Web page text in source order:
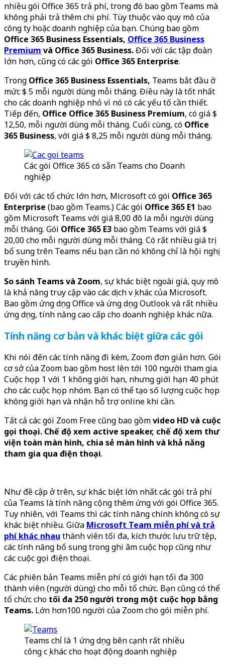
nhiều gói Office 365 trả phí, trong đó bao gồm Teams mà
không phải trả thêm chi phí. Tùy thuộc vào quy mô của
công ty hoặc doanh nghiệp của bạn. Chúng bao gồm
Office 365 Business Essentials, Office 365 Business
Premium và Office 365 Business.Đối với các tập đoàn
lớn hơn, cũng có các gói Office 365 Enterprise.
Trong Office 365 Business Essentials, Teams bắt đầu ở
mức $ 5 mỗi người dùng mỗi tháng. Điều này là tốt nhất
cho các doanh nghiệp nhỏ vì nó có các yếu tố cần thiết.
Tiếp đến, Office Office 365 Business Premium, có giá $
12,50, mỗi người dùng mỗi tháng. Cuối cùng, có Office
365 Business, với giá $ 8,25 mỗi người dùng mỗi tháng.
Các gói Office 365 có sẵn Teams cho Doanh
nghiệp
Đối với các tổ chức lớn hơn, Microsoft có gói Office 365
Enterprise (bao gồm Teams.) Các gói Office 365 E1 bao
gồm Microsoft Teams với giá 8,00 đô la mỗi người dùng
mỗi tháng. Gói Office 365 E3 bao gồm Teams với giá $
20,00 cho mỗi người dùng mỗi tháng. Có rất nhiều giá trị
bổ sung trên Teams nếu bạn cần nó không chỉ là hội nghị
truyền hình.
So sánh Teams và Zoom, sự khác biệt ngoài giá, quy mô
là khả năng truy cập vào các dịch vụ khác của Microsoft.
Bao gồm ứng dụng Office và ứng dụng Outlook và rất nhiều
ứng dụng, tính năng cao cấp cho doanh nghiệp khác nữa.
Tính năng cơ bản và khác biệt giữa các gói
Khi nói đến các tính năng đi kèm, Zoom đơn giản hơn. Gói
cơ sở của Zoom bao gồm host lên tới 100 người tham gia.
Cuộc họp 1 với 1 không giới hạn, nhưng giới hạn 40 phút
cho các cuộc họp nhóm. Bạn có thể tạo số lượng cuộc họp
không giới hạn và nhận hỗ trợ online khi cần.
Tất cả các gói Zoom Free cũng bao gồmvideo HD và cuộc
gọi thoại. Chế độ xem active speaker, chế độ xem thư
viện toàn màn hình, chia sẻ màn hình và khả năng
tham gia qua điện thoại.
Như đề cập ở trên, sự khác biệt lớn nhất các gói trả phí
của Teams là tính năng cộng thêm ứng với gói Office 365.
Tuy nhiên, với Teams thì các tính năng chính không có sự
khác biệt nhiều. Giữa Microsoft Team miễn phí và trả
phí khác nhau thành viên tối đa, kích thước lưu trữ tệp,
các tính năng bổ sung trong ghi âm cuộc họp cũng như
các cuộc gọi điện thoại.
Các phiên bản Teams miễn phí có giới hạn tối đa 300
thành viên (người dùng) cho mỗi tổ chức. Bạn cũng có thể
tổ chức cho tối đa 250 người trong một cuộc họp bằng
Teams. Lớn hơn100 người của Zoom cho gói miễn phí.
Teams chỉ là 1 ứng dụng bên cạnh rất nhiều
công cụ khác cho hoạt động doanh nghiệp